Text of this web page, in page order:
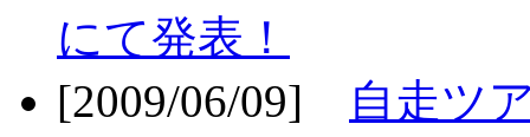
にて発表！
[2009/06/09]
自走ツ